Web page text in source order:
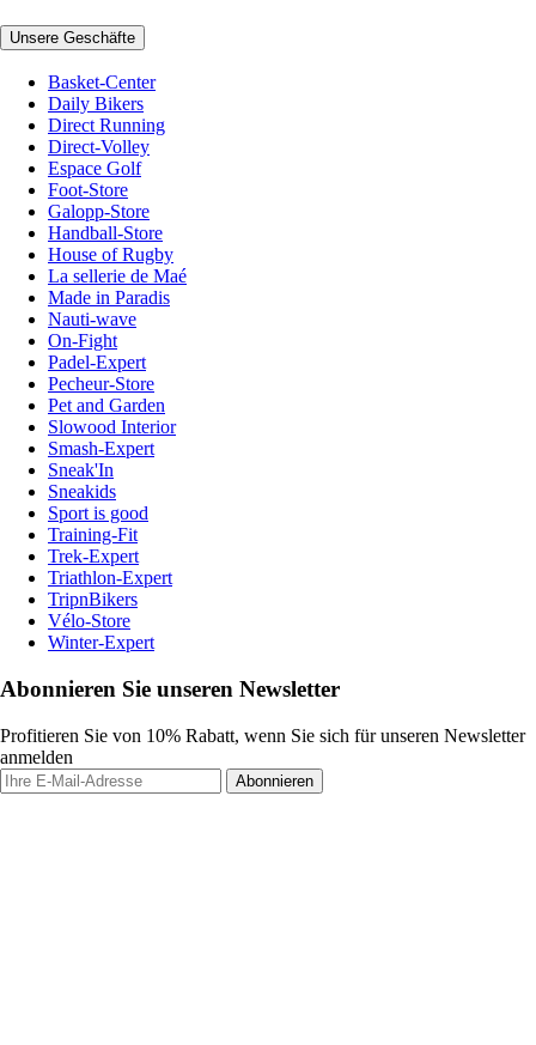
Unsere Geschäfte
Basket-Center
Daily Bikers
Direct Running
Direct-Volley
Espace Golf
Foot-Store
Galopp-Store
Handball-Store
House of Rugby
La sellerie de Maé
Made in Paradis
Nauti-wave
On-Fight
Padel-Expert
Pecheur-Store
Pet and Garden
Slowood Interior
Smash-Expert
Sneak'In
Sneakids
Sport is good
Training-Fit
Trek-Expert
Triathlon-Expert
TripnBikers
Vélo-Store
Winter-Expert
Abonnieren Sie unseren Newsletter
Profitieren Sie von 10% Rabatt, wenn Sie sich für unseren Newsletter
anmelden
Abonnieren